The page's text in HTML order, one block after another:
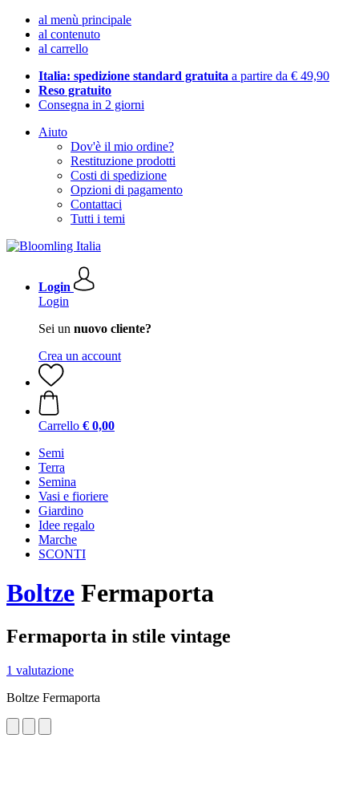
al menù principale
al contenuto
al carrello
Italia: spedizione standard gratuita a partire da € 49,90
Reso gratuito
Consegna in 2 giorni
Aiuto
Dov'è il mio ordine?
Restituzione prodotti
Costi di spedizione
Opzioni di pagamento
Contattaci
Tutti i temi
Login
Login
Sei un nuovo cliente?
Crea un account
Carrello € 0,00
Semi
Terra
Semina
Vasi e fioriere
Giardino
Idee regalo
Marche
SCONTI
Boltze Fermaporta
Fermaporta in stile vintage
1 valutazione
Boltze Fermaporta